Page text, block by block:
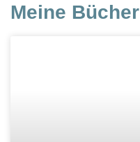
Meine Bücher